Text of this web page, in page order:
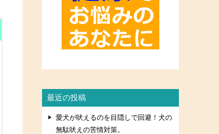
最近の投稿
愛犬が吠えるのを目隠しで回避！犬の
無駄吠えの苦情対策。